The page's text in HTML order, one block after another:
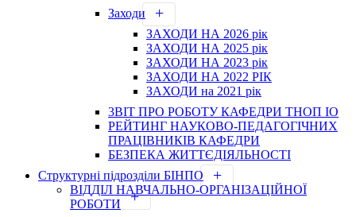
Заходи
ЗАХОДИ НА 2026 рік
ЗАХОДИ НА 2025 рік
ЗАХОДИ НА 2023 рік
ЗАХОДИ НА 2022 РІК
ЗАХОДИ на 2021 рік
3BIT ПРО РОБОТУ КАФЕДРИ ТНОП ІО
РЕЙТИНГ НАУКОВО-ПЕДАГОГІЧНИХ
ПРАЦІВНИКІВ КАФЕДРИ
БЕЗПЕКА ЖИТТЄДІЯЛЬНОСТІ
Структурні підрозділи БІНПО
ВІДДІЛ НАВЧАЛЬНО-ОРГАНІЗАЦІЙНОЇ
РОБОТИ